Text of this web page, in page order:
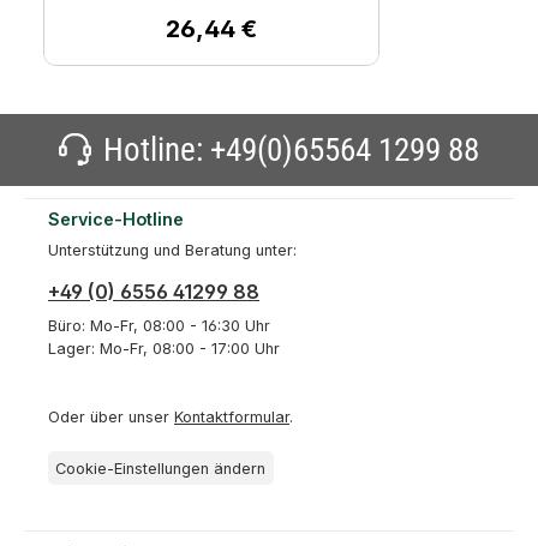
Regulärer Preis:
26,44 €
Hotline: +49(0)65564 1299 88
Service-Hotline
Unterstützung und Beratung unter:
+49 (0) 6556 41299 88
Büro: Mo-Fr, 08:00 - 16:30 Uhr
Lager: Mo-Fr, 08:00 - 17:00 Uhr
Oder über unser Kontaktformular.
Cookie-Einstellungen ändern